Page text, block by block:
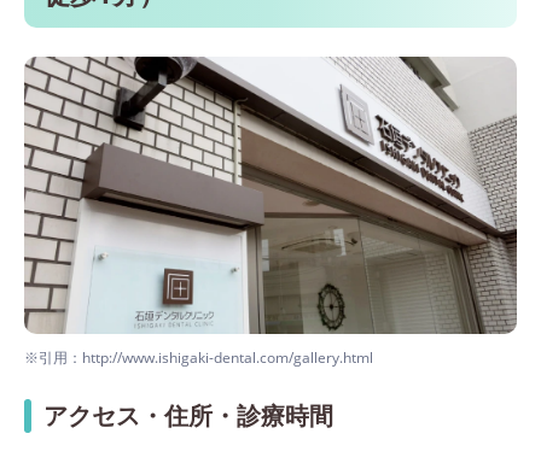
※引用：http://www.ishigaki-dental.com/gallery.html
アクセス・住所・診療時間